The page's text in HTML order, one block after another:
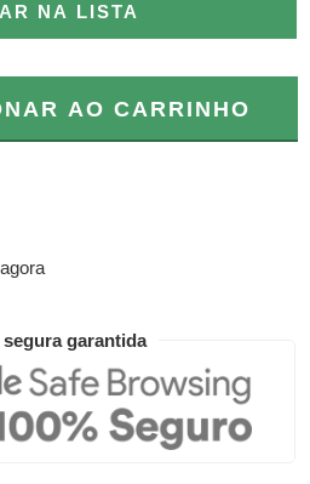
NA LISTA
AO CARRINHO
garantida